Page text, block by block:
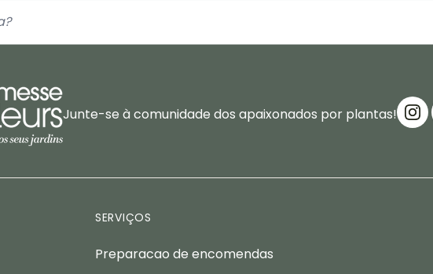
Junte-se à comunidade dos apaixonados por plantas!
SERVIÇOS
Preparacao de encomendas